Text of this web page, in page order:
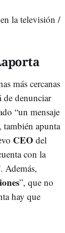
la televisión /
más cercanas
de denunciar
“un mensaje
también apunta
CEO del
con la
Además,
”, que no
hay que